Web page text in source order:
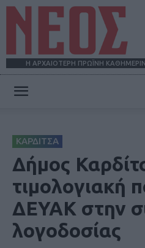
Η ΑΡΧΑΙΟΤΕΡΗ ΠΡΩΪΝΗ
ΚΑΡΔΙΤΣΑ
Δήμος
τιμολογιακή
ΔΕΥΑΚ στην
λογοδοσίας